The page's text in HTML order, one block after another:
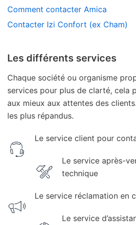
Comment contacter Amica
Contacter Izi Confort (ex Cham)
Les différents services
Chaque société ou organisme
services pour plus de clarté, cela
aux mieux aux attentes des
les plus répandus.
Le service client pour
Le service après-
technique
Le service réclamation en
Le service